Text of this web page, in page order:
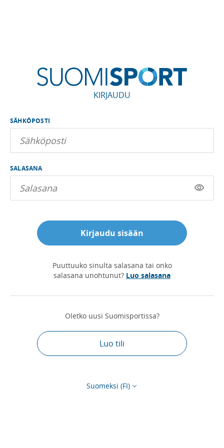
KIRJAUDU
SÄHKÖPOSTI
SALASANA
Kirjaudu sisään
Puuttuuko sinulta salasana tai onko
salasana unohtunut? Luo salasana
Oletko uusi Suomisportissa?
Luo tili
Suomeksi (FI)